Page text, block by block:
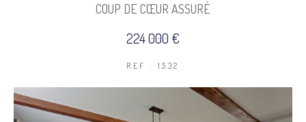
COUP DE CŒUR ASSURÉ
224 000 €
REF : 1532